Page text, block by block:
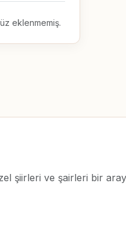
eklenmemiş.
şiirleri ve şairleri bir